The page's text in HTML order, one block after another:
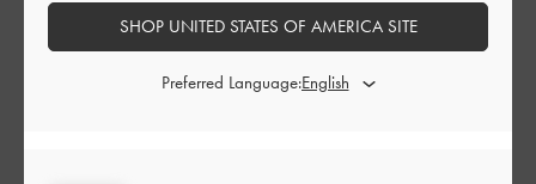
ご利用者様 2024-06-13
SHOP UNITED STATES OF AMERICA SITE
Preferred Language: